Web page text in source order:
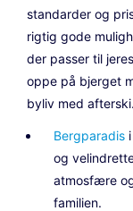
standarder og
rigtig gode
der passer til
oppe på bjerget
byliv med
Bergparadis
og
atmosfære
familien.